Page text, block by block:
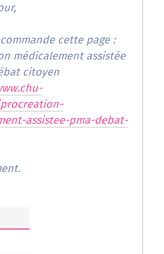
cette page :
médicalement assistée
citoyen
assistee-pma-debat-